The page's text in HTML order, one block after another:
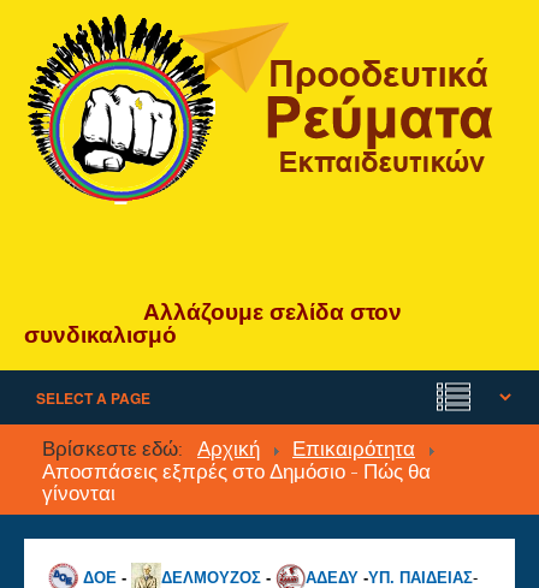
Αλλάζουμε σελίδα στον
συνδικαλισμό
Βρίσκεστε εδώ: Αρχική
Επικαιρότητα
Αποσπάσεις εξπρές στο Δημόσιο - Πώς θα
γίνονται
ΔΟΕ - ΔΕΛΜΟΥΖΟΣ - ΑΔΕΔΥ -ΥΠ. ΠΑΙΔΕΙΑΣ-